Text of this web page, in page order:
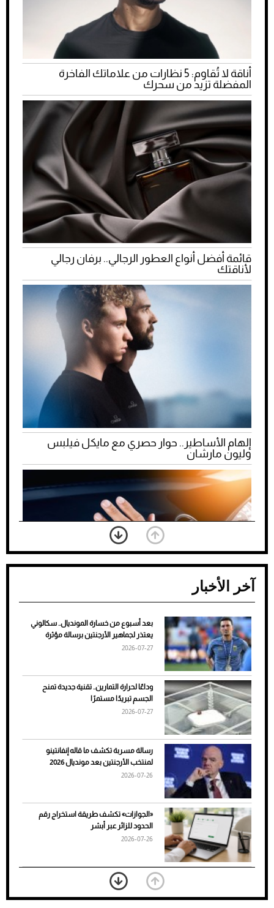
أناقة لا تُقاوم: 5 نظارات من علاماتك الفاخرة
المفضلة تزيد من سحرك
قائمة أفضل أنواع العطور الرجالي.. برفان رجالي
لأناقتك
إلهام الأساطير.. حوار حصري مع مايكل فيلبس
وليون مارشان
ضعف تبريد مكيف السيارة عند الوقوف.. أشهر
الأسباب والحلول
7 نصائح لاختيار لون البنطلون المناسب للقميص
الأسود
آخر الأخبار
بعد أسبوع من خسارة المونديال.. سكالوني
يعتذر لجماهير الأرجنتين برسالة مؤثرة
2026-07-27
وداعًا لحرارة التمارين.. تقنية جديدة تمنح
الجسم تبريدًا مستمرًا
2026-07-27
رسالة مسربة تكشف ما قاله إنفانتينو
لمنتخب الأرجنتين بعد مونديال 2026
2026-07-26
«الجوازات» تكشف طريقة استخراج رقم
الحدود للزائر عبر أبشر
2026-07-26
بعد 7 أشهر من تعرضه لحادث مروع.. جوشوا
يفوز على برينغا بـ"الضربة القاضية" (فيديو)